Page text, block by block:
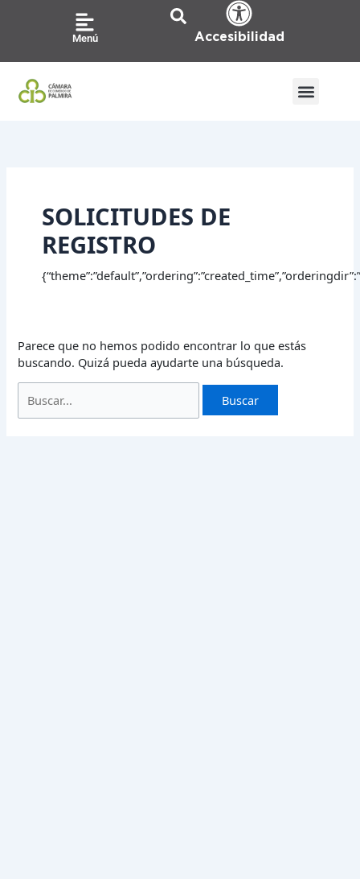
Menú Accesibilidad
SOLICITUDES DE
REGISTRO
Parece que no hemos podido encontrar lo que estás
buscando. Quizá pueda ayudarte una búsqueda.